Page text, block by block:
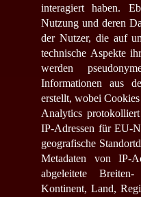
interagiert haben.
Nutzung und deren
der Nutzer, die auf
technische Aspekte
werden
Informationen aus
erstellt, wobei
Analytics
IP-Adressen für EU-
geografische
Metadaten von IP-
abgeleitete
Kontinent, Land,